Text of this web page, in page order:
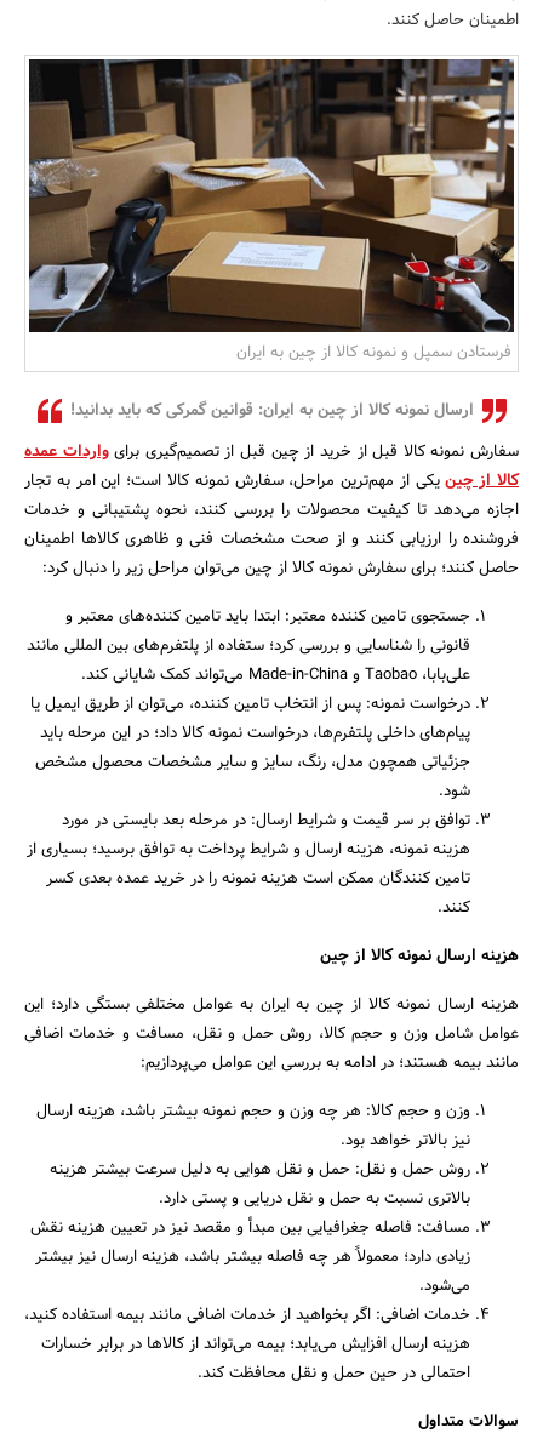
مسکن و ساختمان
جستجو
اطمینان حاصل کنند.
فرستادن سمپل و نمونه کالا از چین به ایران
ارسال نمونه کالا از چین به ایران: قوانین گمرکی که باید بدانید!
سفارش نمونه کالا قبل از خرید از چین قبل از تصمیم‌گیری برایواردات عمده
کالا از چینیکی از مهم‌ترین مراحل، سفارش نمونه کالا است؛ این امر به تجار
اجازه می‌دهد تا کیفیت محصولات را بررسی کنند، نحوه پشتیبانی و خدمات
فروشنده را ارزیابی کنند و از صحت مشخصات فنی و ظاهری کالاها اطمینان
حاصل کنند؛ برای سفارش نمونه کالا از چین می‌توان مراحل زیر را دنبال کرد:
جستجوی تامین‌ کننده معتبر: ابتدا باید تامین ‌کننده‌های معتبر و
قانونی را شناسایی و بررسی کرد؛ ستفاده از پلتفرم‌های بین ‌المللی مانند
علی‌بابا، Taobao و Made-in-China می‌تواند کمک شایانی کند.
درخواست نمونه: پس از انتخاب تامین‌ کننده، می‌توان از طریق ایمیل یا
پیام‌های داخلی پلتفرم‌ها، درخواست نمونه کالا داد؛ در این مرحله باید
جزئیاتی همچون مدل، رنگ، سایز و سایر مشخصات محصول مشخص
شود.
توافق بر سر قیمت و شرایط ارسال: در مرحله بعد بایستی در مورد
هزینه نمونه، هزینه ارسال و شرایط پرداخت به توافق برسید؛ بسیاری از
تامین ‌کنندگان ممکن است هزینه نمونه را در خرید عمده بعدی کسر
کنند.
هزینه ارسال نمونه کالا از چین
هزینه ارسال نمونه کالا از چین به ایران به عوامل مختلفی بستگی دارد؛ این
عوامل شامل وزن و حجم کالا، روش حمل و نقل، مسافت و خدمات اضافی
مانند بیمه هستند؛ در ادامه به بررسی این عوامل می‌پردازیم:
وزن و حجم کالا: هر چه وزن و حجم نمونه بیشتر باشد، هزینه ارسال
نیز بالاتر خواهد بود.
روش حمل و نقل: حمل و نقل هوایی به دلیل سرعت بیشتر هزینه
بالاتری نسبت به حمل و نقل دریایی و پستی دارد.
مسافت: فاصله جغرافیایی بین مبدأ و مقصد نیز در تعیین هزینه نقش
زیادی دارد؛ معمولاً هر چه فاصله بیشتر باشد، هزینه ارسال نیز بیشتر
می‌شود.
خدمات اضافی: اگر بخواهید از خدمات اضافی مانند بیمه استفاده کنید،
هزینه ارسال افزایش می‌یابد؛ بیمه می‌تواند از کالاها در برابر خسارات
احتمالی در حین حمل و نقل محافظت کند.
سوالات متداول